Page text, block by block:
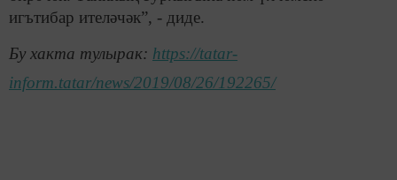
игътибар ителәчәк”, - диде.
Бу хакта тулырак: https://tatar-
inform.tatar/news/2019/08/26/192265/